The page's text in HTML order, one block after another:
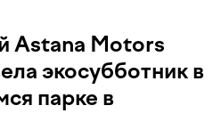
Astana Motors
экосубботник в
парке в